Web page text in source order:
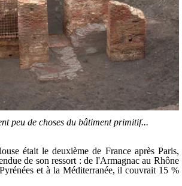
peu de choses du bâtiment primitif...
était le deuxième de France après Paris,
de son ressort : de l'Armagnac au Rhône
et à la Méditerranée, il couvrait 15 %